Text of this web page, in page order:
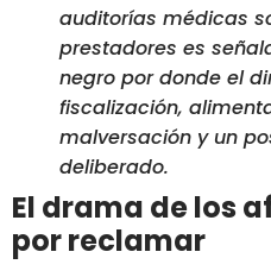
auditorías médicas
prestadores es
negro por donde el
fiscalización,
malversación y un
deliberado.
El drama de los
por reclamar